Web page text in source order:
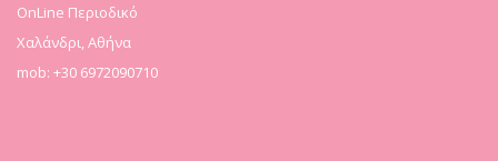
OnLine Περιοδικό
Χαλάνδρι, Αθήνα
mob: +30 6972090710